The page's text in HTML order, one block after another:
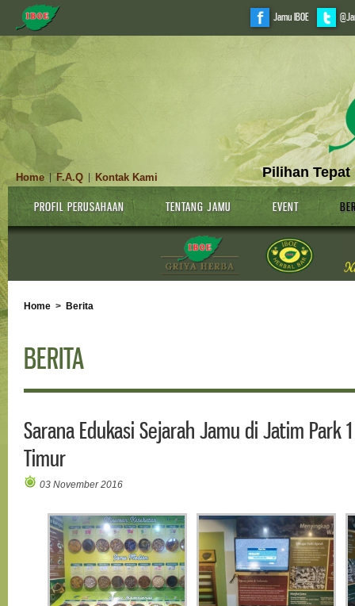
Jamu IBOE
Pilihan Tepat
Home |F.A.Q Kontak Kami
PROFIL PERUSAHAAN TENTANG JAMU EVENT
Home > Berita
BERITA
Sarana Edukasi Sejarah Jamu di Jatim Park
Timur
03 November 2016